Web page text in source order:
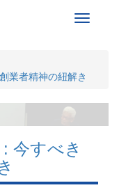
Toggle
業者精神の紐解き
今すべき